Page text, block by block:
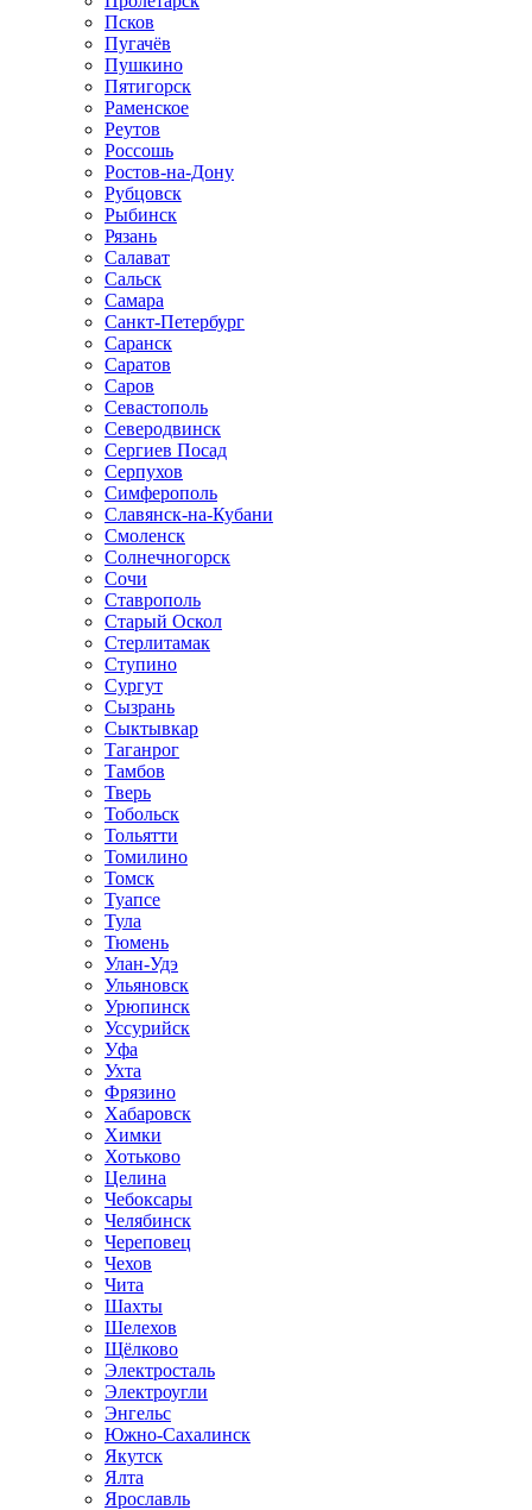
Псков
Пугачёв
Пушкино
Пятигорск
Раменское
Реутов
Россошь
Ростов-на-Дону
Рубцовск
Рыбинск
Рязань
Салават
Сальск
Самара
Санкт-Петербург
Саранск
Саратов
Саров
Севастополь
Северодвинск
Сергиев Посад
Серпухов
Симферополь
Славянск-на-Кубани
Смоленск
Солнечногорск
Сочи
Ставрополь
Старый Оскол
Стерлитамак
Ступино
Сургут
Сызрань
Сыктывкар
Таганрог
Тамбов
Тверь
Тобольск
Тольятти
Томилино
Томск
Туапсе
Тула
Тюмень
Улан-Удэ
Ульяновск
Урюпинск
Уссурийск
Уфа
Ухта
Фрязино
Хабаровск
Химки
Хотьково
Целина
Чебоксары
Челябинск
Череповец
Чехов
Чита
Шахты
Шелехов
Щёлково
Электросталь
Электроугли
Энгельс
Южно-Сахалинск
Якутск
Ялта
Ярославль